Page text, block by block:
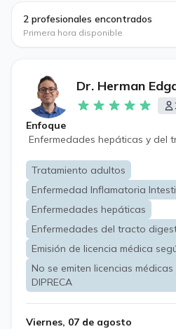
2 profesionales encontrados
Primera hora disponible
Dr. Herman
Enfoque
Enfermedades hepáticas y del
Tratamiento adultos
Enfermedad Inflamatoria
Enfermedades hepáticas
Enfermedades del tracto
Emisión de licencia médica
No se emiten licencias médicas
DIPRECA
Viernes, 07 de agosto